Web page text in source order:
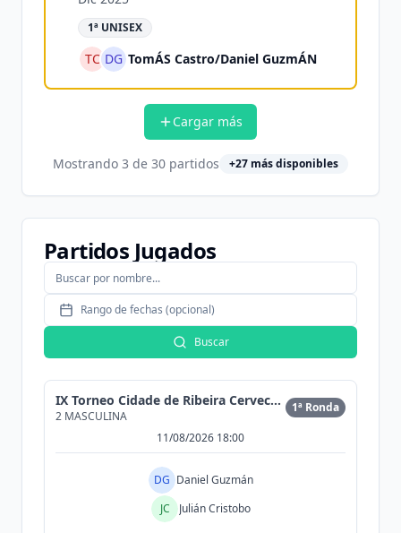
1ª UNISEX
TC DG TomÁS Castro/Daniel GuzmÁN
Cargar más
Mostrando 3 de 30 partidos +27 más disponibles
Partidos Jugados
Rango de fechas (opcional)
Buscar
IX Torneo Cidade de Ribeira Cervecería Morrison
2 MASCULINA
1ª Ronda
11/08/2026 18:00
DG Daniel Guzmán
JC
Julián Cristobo